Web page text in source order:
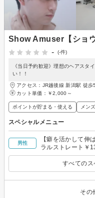
Show Amuser【ショ
-
(-件)
《当日予約歓迎》理想のヘアスタ
い！！
アクセス：JR越後線 新潟駅 徒歩
カット単価： ￥2,000～
ポイントが貯まる・使える メン
スペシャルメニュー
男性
【癖を活かして伸
ラルストレート￥
すべてのス
その